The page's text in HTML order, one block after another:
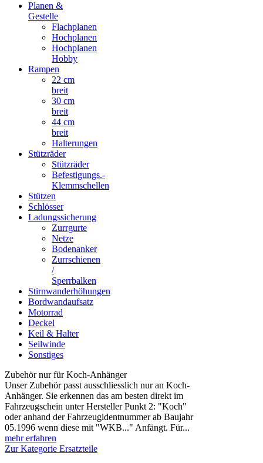
Planen &
Gestelle
Flachplanen
Hochplanen
Hochplanen
Hobby
Rampen
22 cm
breit
30 cm
breit
44 cm
breit
Halterungen
Stützräder
Stützräder
Befestigungs.-
Klemmschellen
Stützen
Schlösser
Ladungssicherung
Zurrgurte
Netze
Bodenanker
Zurrschienen
/
Sperrbalken
Stirnwanderhöhungen
Bordwandaufsatz
Motorrad
Deckel
Keil & Halter
Seilwinde
Sonstiges
Zubehör nur für Koch-Anhänger
Unser Zubehör passt ausschliesslich nur an Koch-
Anhänger. Sie erkennen das am besten direkt im
Fahrzeugschein unter Hersteller Punkt 2: "Koch"
oder anhand der Fahrzeugidentnummer ab Baujahr
05.1996 wenn diese mit "WKB..." Anfängt. Für...
mehr erfahren
Zur Kategorie Ersatzteile